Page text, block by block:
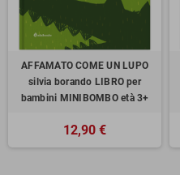
AFFAMATO COME UN LUPO
silvia borando LIBRO per
bambini MINIBOMBO età 3+
12,90 €